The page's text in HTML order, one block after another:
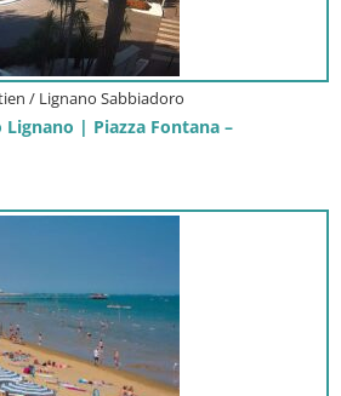
/ Lignano Sabbiadoro
| Piazza Fontana –